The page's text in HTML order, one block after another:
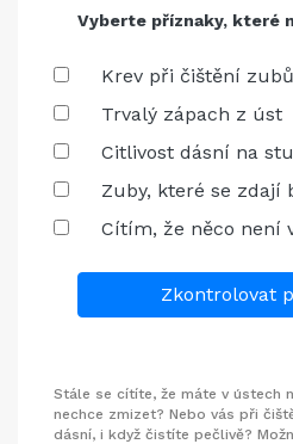
Vyberte příznaky, které
Krev při čištění zubů
Trvalý zápach z úst
Citlivost dásní na
Zuby, které se zdají
Cítím, že něco není
Zkontrolovat
Stále se cítíte, že máte v ústech
nechce zmizet? Nebo vás při
dásní, i když čistíte pečlivě?